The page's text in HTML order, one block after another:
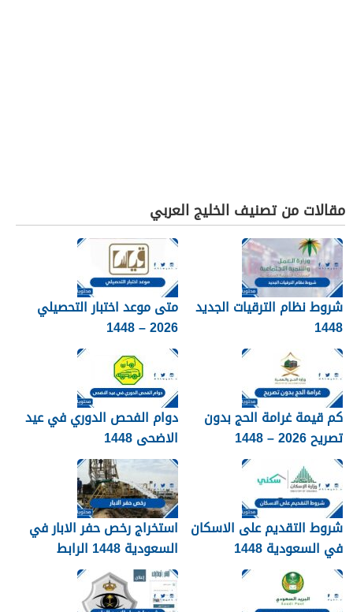
مقالات من تصنيف الخليج العربي
شروط نظام الترقيات الجديد
1448
متى موعد اختبار التحصيلي
2026 – 1448
كم قيمة غرامة الحج بدون
تصريح 2026 – 1448
دوام الفحص الدوري في عيد
الاضحى 1448
شروط التقديم على الاسكان
في السعودية 1448
استخراج رخص حفر الابار في
السعودية 1448 الرابط
والشروط بالتفصيل